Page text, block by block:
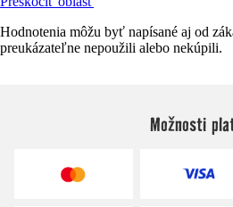
Hodnotenia môžu byť napísané aj od
preukázateľne nepoužili alebo nekúpili.
Možnosti